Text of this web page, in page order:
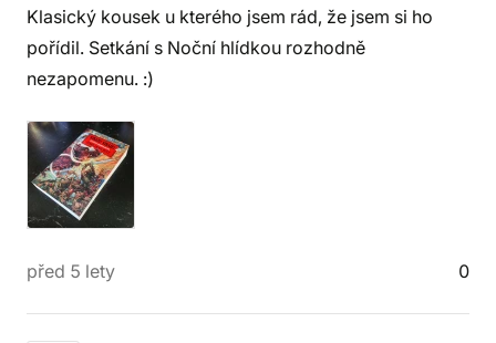
Klasický kousek u kterého jsem rád, že jsem si ho
pořídil. Setkání s Noční hlídkou rozhodně
nezapomenu. :)
před 5 lety 0